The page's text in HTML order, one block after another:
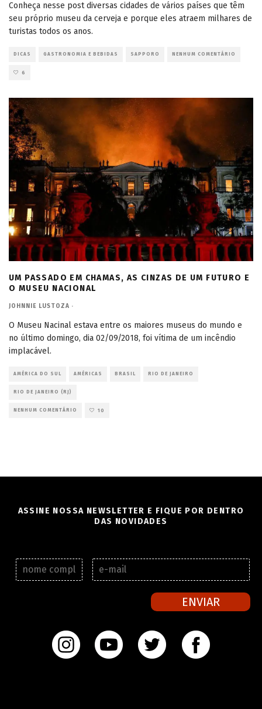
Conheça nesse post diversas cidades de vários países que têm
seu próprio museu da cerveja e porque eles atraem milhares de
turistas todos os anos.
DICAS GASTRONOMIA E BEBIDAS SAPPORO NENHUM COMENTÁRIO
6
UM PASSADO EM CHAMAS, AS CINZAS DE UM FUTURO E
O MUSEU NACIONAL
JOHNNIE LUSTOZA ·
O Museu Nacinal estava entre os maiores museus do mundo e
no último domingo, dia 02/09/2018, foi vítima de um incêndio
implacável.
AMÉRICA DO SUL AMÉRICAS BRASIL RIO DE JANEIRO
RIO DE JANEIRO (RJ)
NENHUM COMENTÁRIO 10
ASSINE NOSSA NEWSLETTER E FIQUE POR DENTRO
DAS NOVIDADES
N
o
ENVIAR